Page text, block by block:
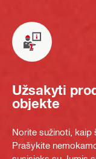
Užsakyti
objekte
Norite sužinoti,
Prašykite